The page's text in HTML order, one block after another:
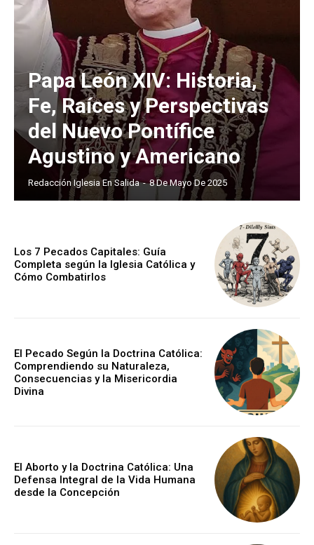
Papa León XIV: Historia,
Fe, Raíces y Perspectivas
del Nuevo Pontífice
Agustino y Americano
Redacción Iglesia En Salida - 8 De Mayo De 2025
Los 7 Pecados Capitales: Guía
Completa según la Iglesia Católica y
Cómo Combatirlos
El Pecado Según la Doctrina Católica:
Comprendiendo su Naturaleza,
Consecuencias y la Misericordia
Divina
El Aborto y la Doctrina Católica: Una
Defensa Integral de la Vida Humana
desde la Concepción